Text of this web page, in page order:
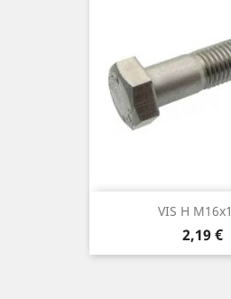
VIS H
Prix
2,19 €